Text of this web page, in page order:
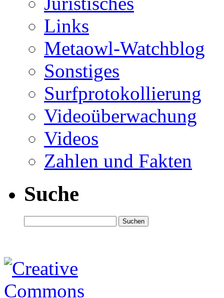
Links
Metaowl-Watchblog
Sonstiges
Surfprotokollierung
Videoüberwachung
Videos
Zahlen und Fakten
Suche